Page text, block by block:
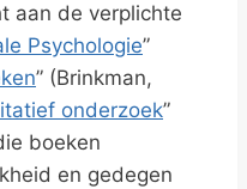
aan de verplichte
Psychologie”
” (Brinkman,
onderzoek”
boeken
en gedegen